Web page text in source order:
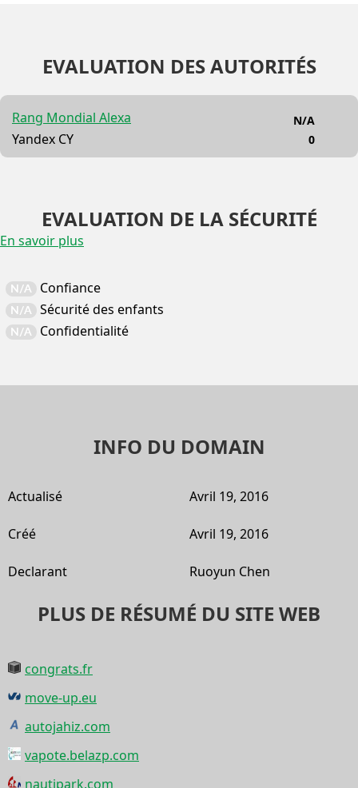
EVALUATION DES AUTORITÉS
Rang Mondial Alexa
Yandex CY
N/A
0
EVALUATION DE LA SÉCURITÉ
En savoir plus
N/A Confiance
N/A Sécurité des enfants
N/A Confidentialité
INFO DU DOMAIN
Actualisé Avril 19, 2016
Créé Avril 19, 2016
Declarant Ruoyun Chen
PLUS DE RÉSUMÉ DU SITE WEB
congrats.fr
move-up.eu
autojahiz.com
vapote.belazp.com
nautipark.com